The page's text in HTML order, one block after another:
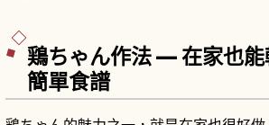
鶏ちゃん作法 — 在家也
簡單食譜